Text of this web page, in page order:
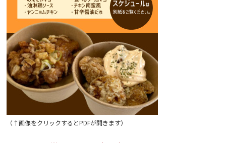
（↑画像をクリックするとPDFが開きます）